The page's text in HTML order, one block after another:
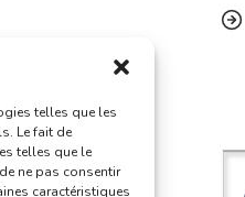
telles que les
Le fait de
telles que le
ne pas consentir
caractéristiques